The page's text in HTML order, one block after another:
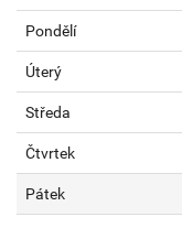
Pondělí
Úterý
Středa
Čtvrtek
Pátek